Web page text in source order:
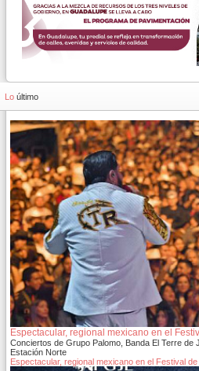
Lo último
Espectacular, regional mexicano en el
Conciertos de Grupo Palomo, Banda El Terre de
Estación Norte
Espectacular, regional mexicano en el Festival